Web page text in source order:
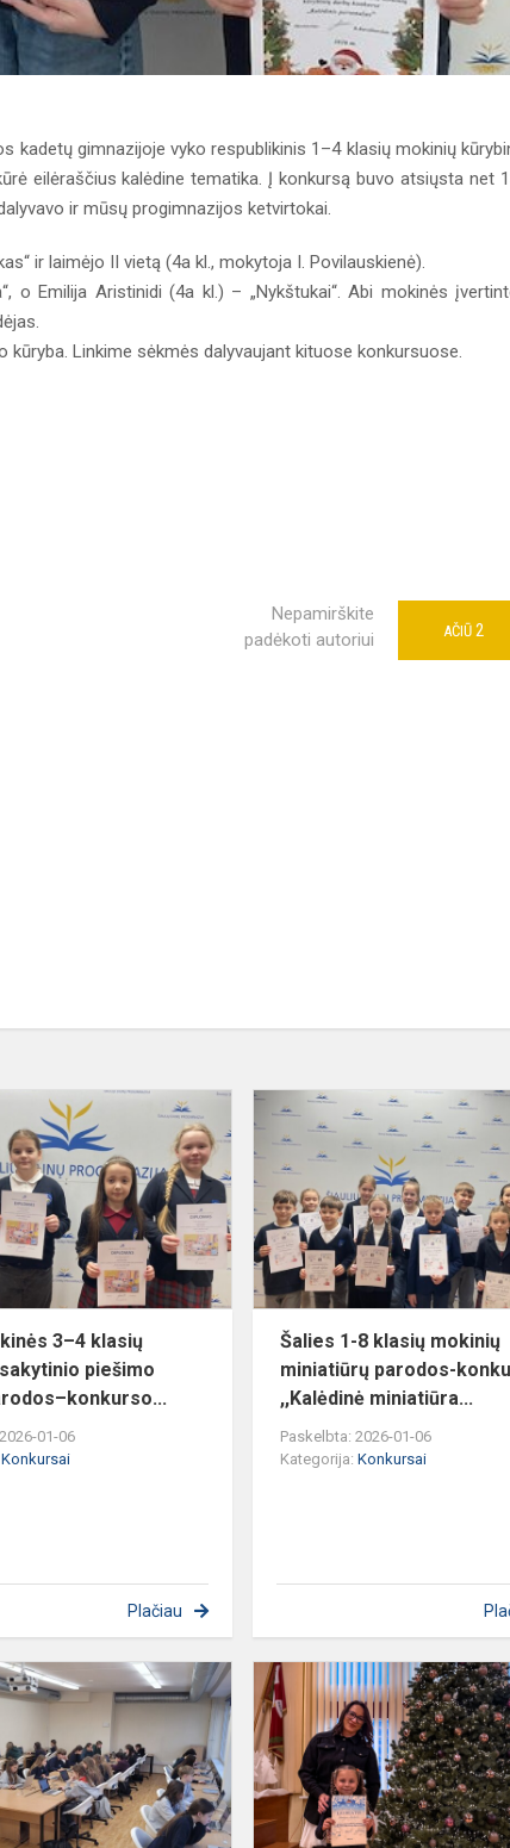
kadetų gimnazijoje vyko respublikinis 1–4 klasių mokinių
eilėraščius kalėdine tematika. Į konkursą buvo atsiųsta net
ir mūsų progimnazijos ketvirtokai.
ir laimėjo II vietą (4a kl., mokytoja I. Povilauskienė).
o Emilija Aristinidi (4a kl.) – „Nykštukai“. Abi mokinės
kūryba. Linkime sėkmės dalyvaujant kituose konkursuose.
Nepamirškite
padėkoti autoriui
AČIŪ 2
Respublikinės
3–
klasių
mokinių
sakytinio
piešimo
darbų
3–4 klasių
piešimo
01-06
Konkursai
Plačiau
Šalies 1-8 klasių mokinių
miniatiūrų parodos-
,,Kalėdinė miniatiūra...
Paskelbta: 2026-01-06
Kategorija:Konkursai
Anglų
kalbos
konkursas
„Raštingiausias
šeštokas“